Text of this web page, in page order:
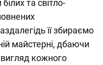
та світло-
її збираємо
майстерні, дбаючи
вигляд кожного